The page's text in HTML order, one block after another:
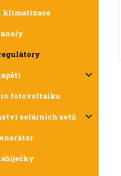
klimatizace
fotovoltaiku
solárních setů